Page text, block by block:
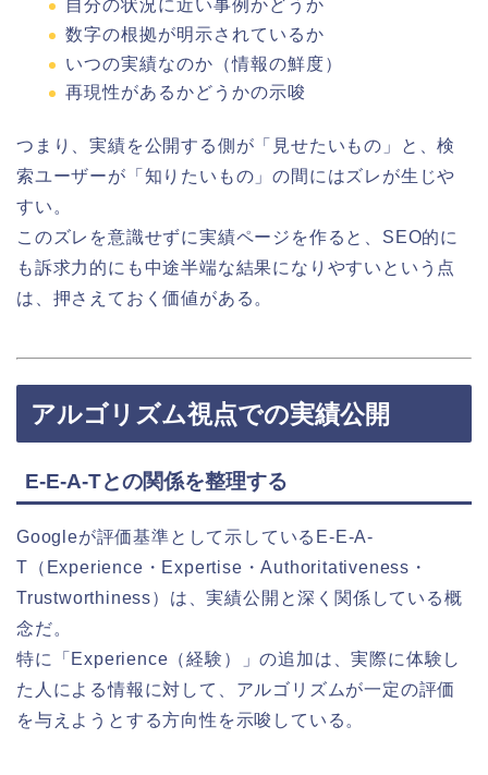
自分の状況に近い事例かどうか
数字の根拠が明示されているか
いつの実績なのか（情報の鮮度）
再現性があるかどうかの示唆
つまり、実績を公開する側が「見せたいもの」と、検
索ユーザーが「知りたいもの」の間にはズレが生じや
すい。
このズレを意識せずに実績ページを作ると、SEO的に
も訴求力的にも中途半端な結果になりやすいという点
は、押さえておく価値がある。
アルゴリズム視点での実績公開
E-E-A-Tとの関係を整理する
Googleが評価基準として示しているE-E-A-
T（Experience・Expertise・Authoritativeness・
Trustworthiness）は、実績公開と深く関係している概
念だ。
特に「Experience（経験）」の追加は、実際に体験し
た人による情報に対して、アルゴリズムが一定の評価
を与えようとする方向性を示唆している。